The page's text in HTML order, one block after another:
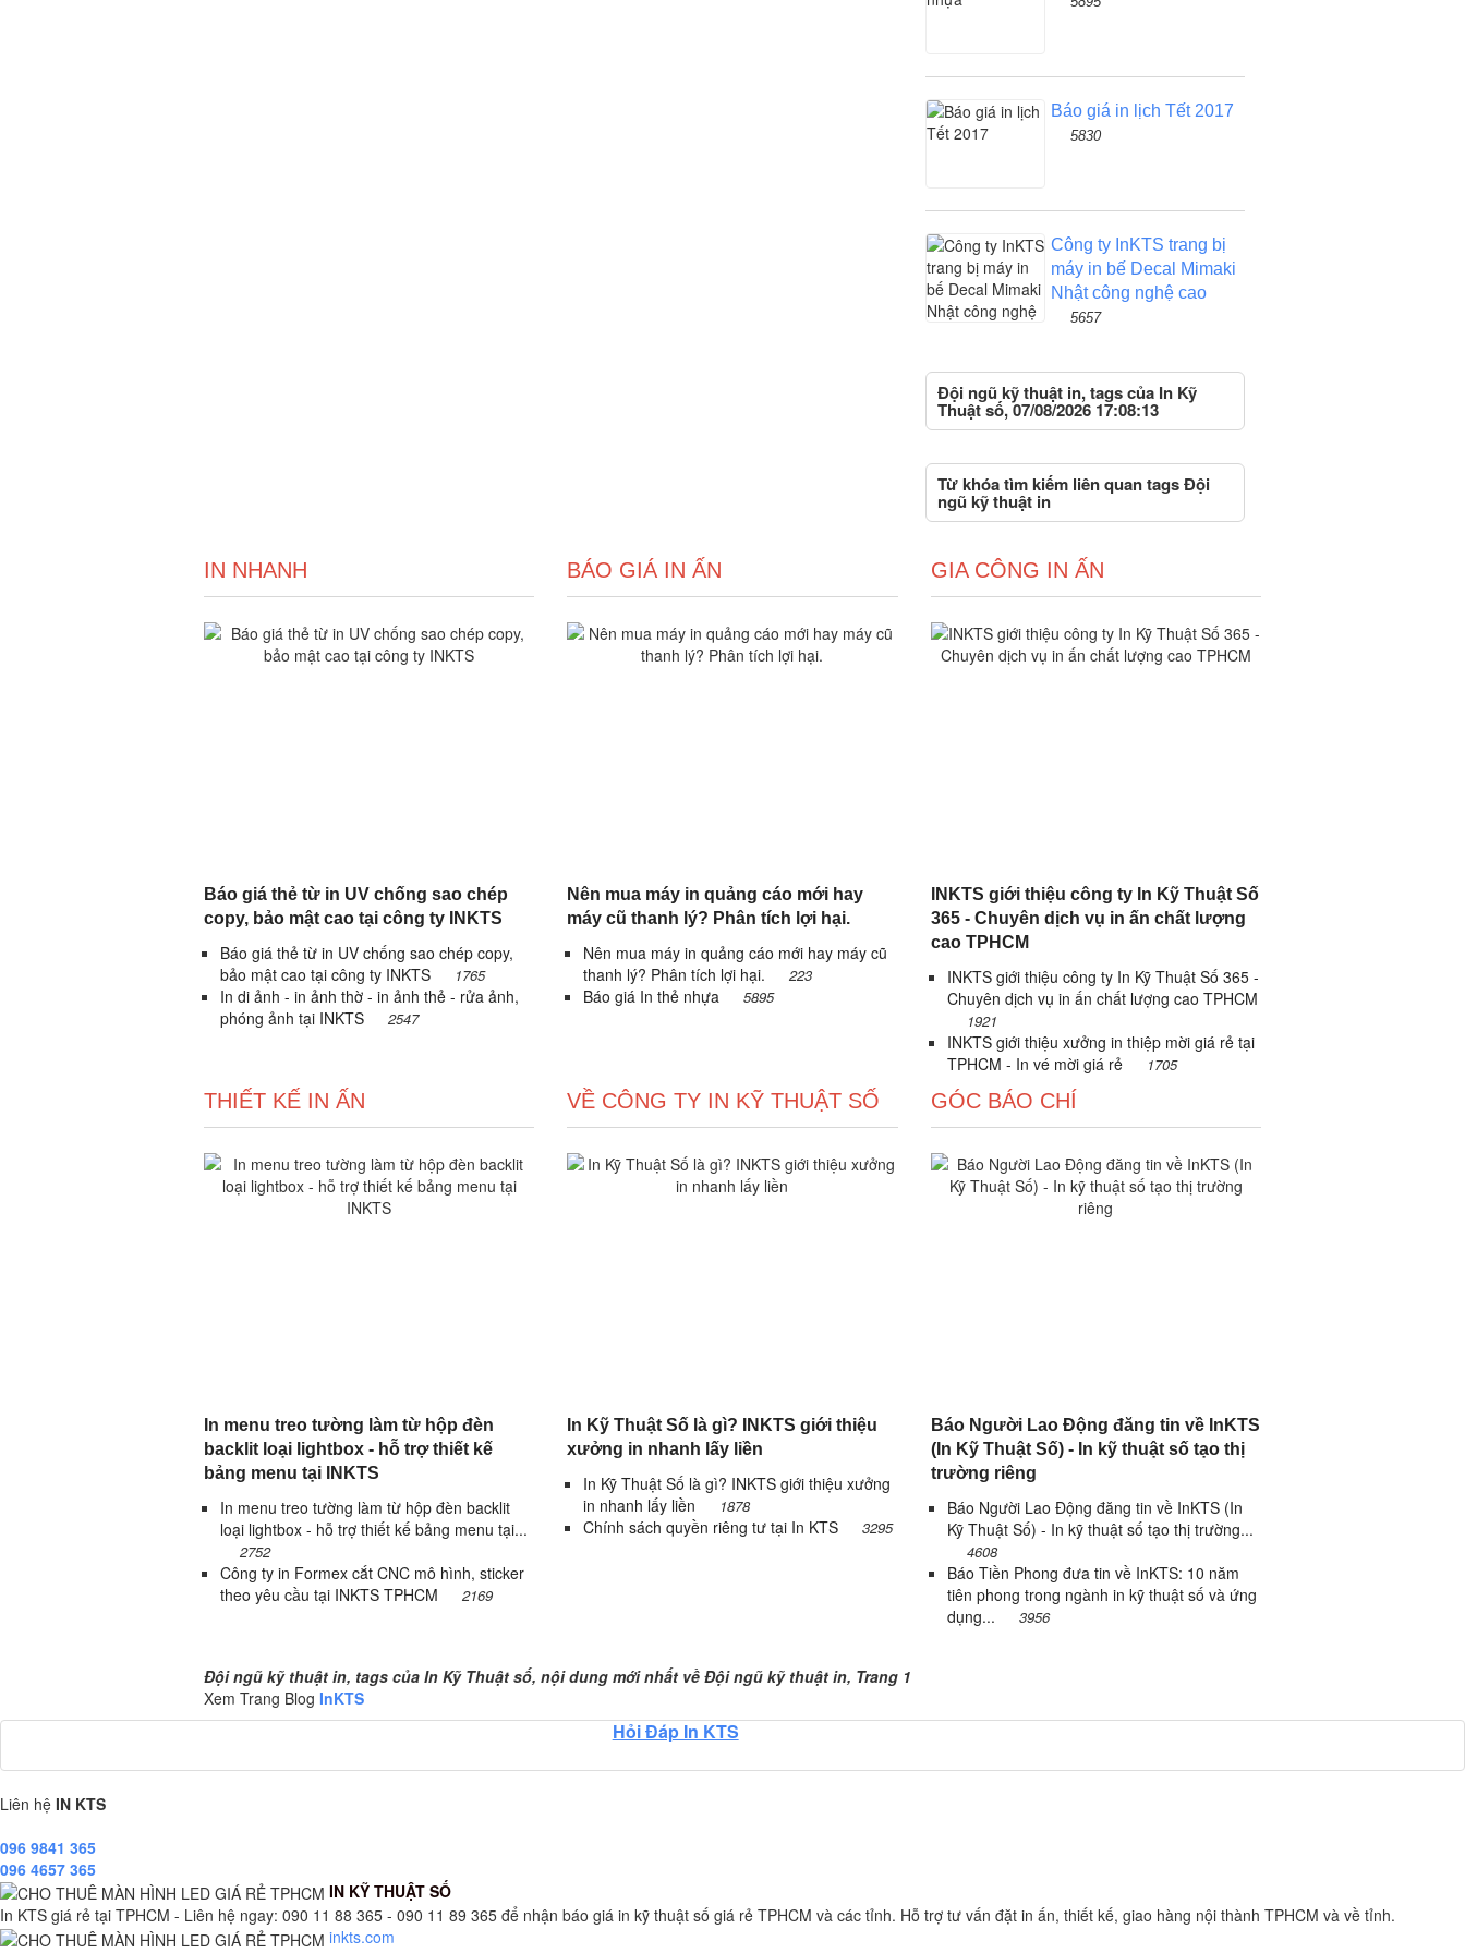
Báo giá in lịch Tết 2017
5830
Công ty InKTS trang bị
máy in bế Decal Mimaki
Nhật công nghệ cao
5657
Đội ngũ kỹ thuật in, tags của In Kỹ
Thuật số, 07/08/2026 17:08:13
Từ khóa tìm kiếm liên quan tags Đội
ngũ kỹ thuật in
IN NHANH
Báo giá thẻ từ in UV chống sao chép
copy, bảo mật cao tại công ty INKTS
Báo giá thẻ từ in UV chống sao chép copy,
bảo mật cao tại công ty INKTS
1765
In di ảnh - in ảnh thờ - in ảnh thẻ - rửa ảnh,
phóng ảnh tại INKTS
2547
BÁO GIÁ IN ẤN
Nên mua máy in quảng cáo mới hay
máy cũ thanh lý? Phân tích lợi hại.
Nên mua máy in quảng cáo mới hay máy cũ
thanh lý? Phân tích lợi hại.
223
Báo giá In thẻ nhựa 5895
GIA CÔNG IN ẤN
INKTS giới thiệu công ty In Kỹ Thuật Số
365 - Chuyên dịch vụ in ấn chất lượng
cao TPHCM
INKTS giới thiệu công ty In Kỹ Thuật Số 365 -
Chuyên dịch vụ in ấn chất lượng cao TPHCM
1921
INKTS giới thiệu xưởng in thiệp mời giá rẻ tại
TPHCM - In vé mời giá rẻ
1705
THIẾT KẾ IN ẤN
In menu treo tường làm từ hộp đèn
backlit loại lightbox - hỗ trợ thiết kế
bảng menu tại INKTS
In menu treo tường làm từ hộp đèn backlit
loại lightbox - hỗ trợ thiết kế bảng menu tại...
2752
Công ty in Formex cắt CNC mô hình, sticker
theo yêu cầu tại INKTS TPHCM
2169
VỀ CÔNG TY IN KỸ THUẬT SỐ
In Kỹ Thuật Số là gì? INKTS giới thiệu
xưởng in nhanh lấy liền
In Kỹ Thuật Số là gì? INKTS giới thiệu xưởng
in nhanh lấy liền
1878
Chính sách quyền riêng tư tại In KTS 3295
GÓC BÁO CHÍ
Báo Người Lao Động đăng tin về InKTS
(In Kỹ Thuật Số) - In kỹ thuật số tạo thị
trường riêng
Báo Người Lao Động đăng tin về InKTS (In
Kỹ Thuật Số) - In kỹ thuật số tạo thị trường...
4608
Báo Tiền Phong đưa tin về InKTS: 10 năm
tiên phong trong ngành in kỹ thuật số và ứng
dụng...
3956
Đội ngũ kỹ thuật in, tags của In Kỹ Thuật số, nội dung mới nhất về Đội ngũ kỹ thuật in, Trang 1
Xem Trang Blog InKTS
Hỏi Đáp In KTS
Liên hệ IN KTS
096 9841 365
096 4657 365
IN KỸ THUẬT SỐ
In KTS giá rẻ tại TPHCM - Liên hệ ngay: 090 11 88 365 - 090 11 89 365 để nhận báo giá in kỹ thuật số giá rẻ TPHCM và các tỉnh. Hỗ trợ tư vấn đặt in ấn, thiết kế, giao hàng nội thành TPHCM và về tỉnh.
inkts.com